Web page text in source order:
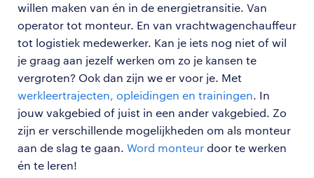
willen maken van én in de energietransitie. Van
operator tot monteur. En van vrachtwagenchauffeur
tot logistiek medewerker. Kan je iets nog niet of wil
je graag aan jezelf werken om zo je kansen te
vergroten? Ook dan zijn we er voor je. Met
werkleertrajecten, opleidingen en trainingen. In
jouw vakgebied of juist in een ander vakgebied. Zo
zijn er verschillende mogelijkheden om als monteur
aan de slag te gaan. Word monteur door te werken
én te leren!